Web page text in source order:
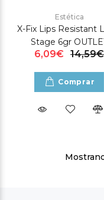
Estética
X-Fix Lips Resistant
Stage 6gr
6,09€ 14,59€
Comprar